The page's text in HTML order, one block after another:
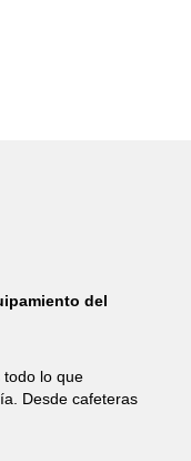
del
todo lo que
Desde cafeteras